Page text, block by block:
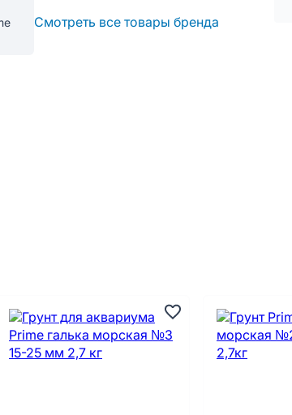
Смотреть все товары бренда